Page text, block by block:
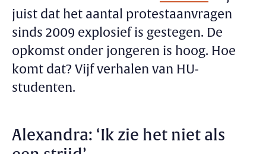
juist dat het aantal protestaanvragen
sinds 2009 explosief is gestegen. De
opkomst onder jongeren is hoog. Hoe
komt dat? Vijf verhalen van HU-
studenten.
Alexandra: ‘Ik zie het niet als